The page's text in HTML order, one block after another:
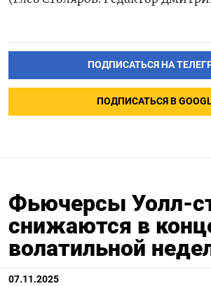
ПОДПИСАТЬСЯ НА
ПОДПИСАТЬСЯ В
Фьючерсы Уолл-
снижаются в
волатильной
07.11.2025